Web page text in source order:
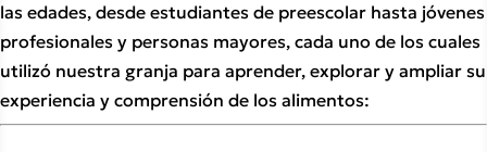
las edades, desde estudiantes de preescolar hasta jóvenes
profesionales y personas mayores, cada uno de los cuales
utilizó nuestra granja para aprender, explorar y ampliar su
experiencia y comprensión de los alimentos: